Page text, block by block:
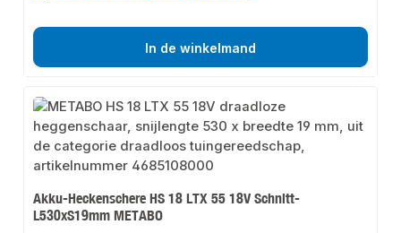
In de winkelmand
Akku-Heckenschere HS 18 LTX 55 18V Schnitt-
L530xS19mm METABO